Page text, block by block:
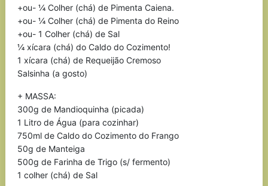
+ou- ¼ Colher (chá) de Pimenta Caiena.
+ou- ¼ Colher (chá) de Pimenta do Reino
+ou- 1 Colher (chá) de Sal
¼ xícara (chá) do Caldo do Cozimento!
1 xícara (chá) de Requeijão Cremoso
Salsinha (a gosto)
+ MASSA:
300g de Mandioquinha (picada)
1 Litro de Água (para cozinhar)
750ml de Caldo do Cozimento do Frango
50g de Manteiga
500g de Farinha de Trigo (s/ fermento)
1 colher (chá) de Sal